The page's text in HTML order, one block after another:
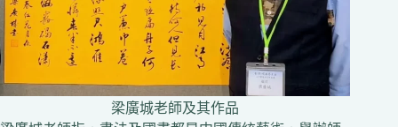
梁廣城老師及其作品